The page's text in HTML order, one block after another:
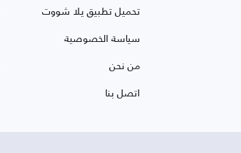
تحميل تطبيق يلا شووت
سياسة الخصوصية
من نحن
اتصل بنا